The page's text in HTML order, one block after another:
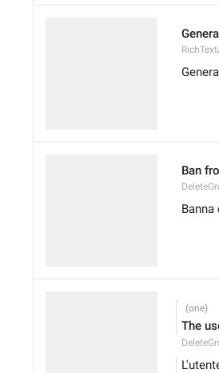
Genera
Ban
The